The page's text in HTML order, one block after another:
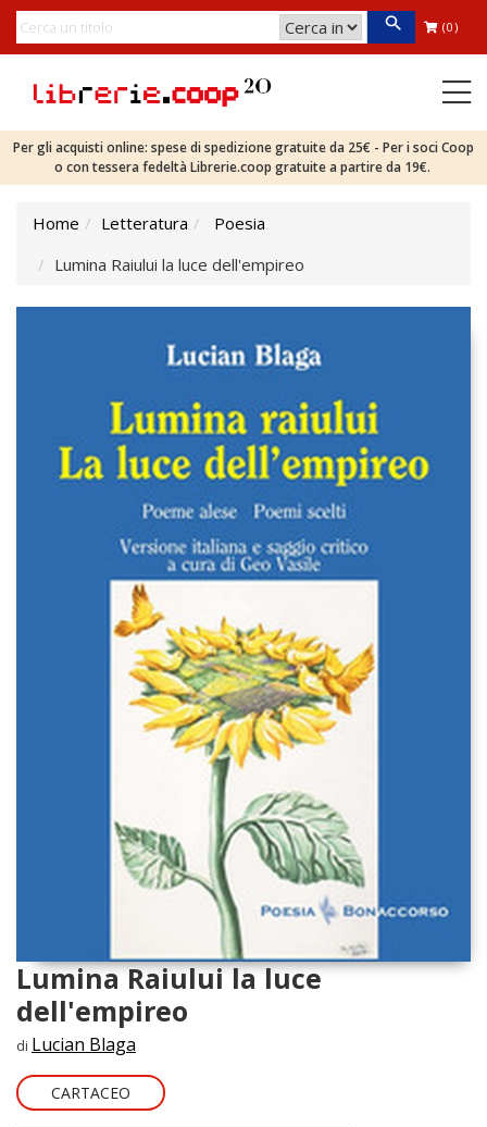
(0)
Per gli acquisti online: spese di spedizione gratuite da 25€ - Per i soci Coop
o con tessera fedeltà Librerie.coop gratuite a partire da 19€.
Home Letteratura
Poesia
Lumina Raiului la luce dell'empireo
Lumina Raiului la luce
dell'empireo
di Lucian Blaga
CARTACEO